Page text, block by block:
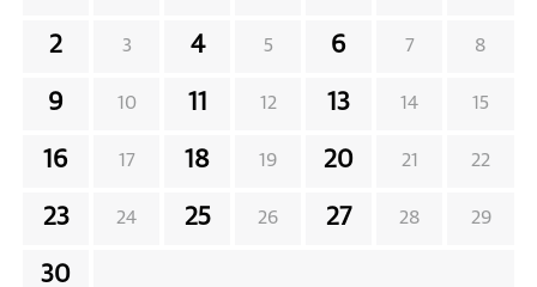
2 3 4 5 6 7 8
9 10 11 12 13 14 15
16 17 18 19 20 21 22
23 24 25 26 27 28 29
30